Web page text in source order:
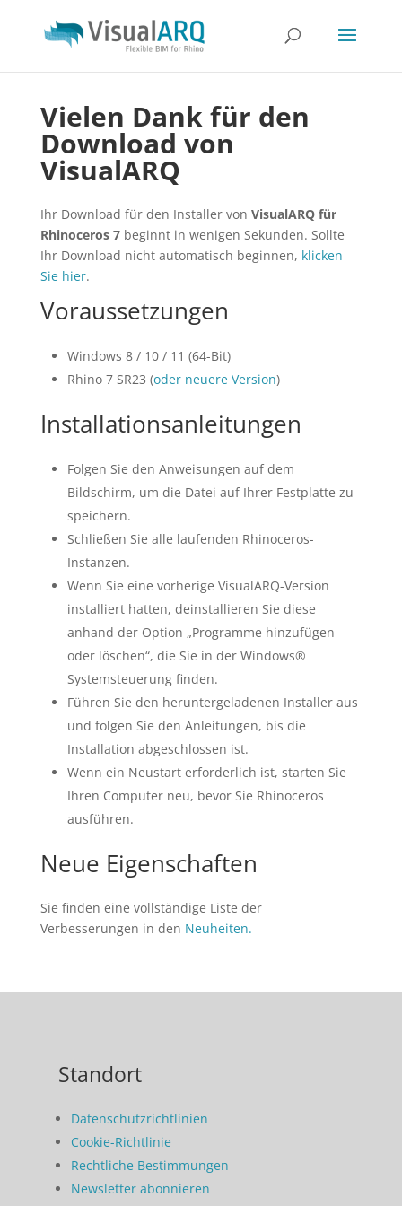
Vielen Dank für den
Download von
VisualARQ
Ihr Download für den Installer von VisualARQ für
Rhinoceros 7beginnt in wenigen Sekunden. Sollte
Ihr Download nicht automatisch beginnen, klicken
Sie hier.
Voraussetzungen
Windows 8 / 10 / 11 (64-Bit)
Rhino 7 SR23 (oder neuere Version)
Installationsanleitungen
Folgen Sie den Anweisungen auf dem
Bildschirm, um die Datei auf Ihrer Festplatte zu
speichern.
Schließen Sie alle laufenden Rhinoceros-
Instanzen.
Wenn Sie eine vorherige VisualARQ-Version
installiert hatten, deinstallieren Sie diese
anhand der Option „Programme hinzufügen
oder löschen“, die Sie in der Windows®
Systemsteuerung finden.
Führen Sie den heruntergeladenen Installer aus
und folgen Sie den Anleitungen, bis die
Installation abgeschlossen ist.
Wenn ein Neustart erforderlich ist, starten Sie
Ihren Computer neu, bevor Sie Rhinoceros
ausführen.
Neue Eigenschaften
Sie finden eine vollständige Liste der
Verbesserungen in den Neuheiten.
Standort
Datenschutzrichtlinien
Cookie-Richtlinie
Rechtliche Bestimmungen
Newsletter abonnieren